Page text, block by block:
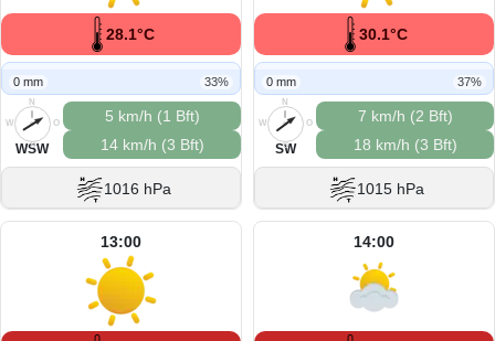
28.1°C
0 mm 33%
N
O
S
W
WSW
5 km/h (1 Bft)
14 km/h (3 Bft)
1016 hPa
30.1°C
0 mm 37%
N
O
S
W
SW
7 km/h (2 Bft)
18 km/h (3 Bft)
1015 hPa
13:00 14:00